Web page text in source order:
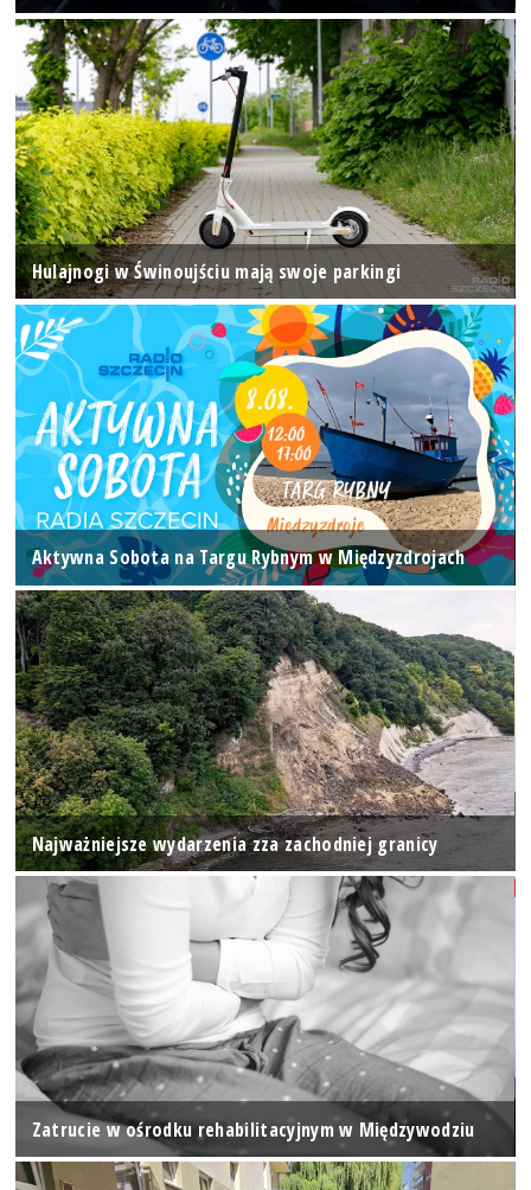
Hulajnogi w Świnoujściu mają swoje parkingi
Aktywna Sobota na Targu Rybnym w Międzyzdrojach
Najważniejsze wydarzenia zza zachodniej granicy
Zatrucie w ośrodku rehabilitacyjnym w Międzywodziu